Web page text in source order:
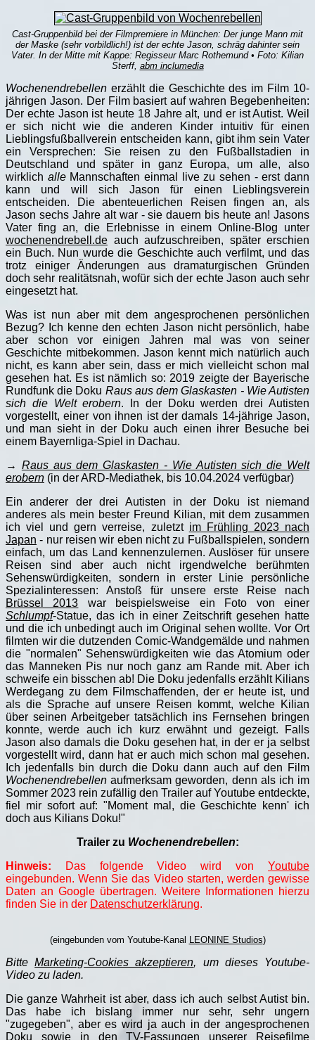
Cast-Gruppenbild bei der Filmpremiere in München: Der junge Mann mit
der Maske (sehr vorbildlich!) ist der echte Jason, schräg dahinter sein
Vater. In der Mitte mit Kappe: Regisseur Marc Rothemund • Foto: Kilian
Sterff, abm inclumedia
Wochenendrebellen erzählt die Geschichte des im Film 10-
jährigen Jason. Der Film basiert auf wahren Begebenheiten:
Der echte Jason ist heute 18 Jahre alt, und er ist Autist. Weil
er sich nicht wie die anderen Kinder intuitiv für einen
Lieblingsfußballverein entscheiden kann, gibt ihm sein Vater
ein Versprechen: Sie reisen zu den Fußballstadien in
Deutschland und später in ganz Europa, um alle, also
wirklich alleMannschaften einmal live zu sehen - erst dann
kann und will sich Jason für einen Lieblingsverein
entscheiden. Die abenteuerlichen Reisen fingen an, als
Jason sechs Jahre alt war - sie dauern bis heute an! Jasons
Vater fing an, die Erlebnisse in einem Online-Blog unter
wochenendrebell.de auch aufzuschreiben, später erschien
ein Buch. Nun wurde die Geschichte auch verfilmt, und das
trotz einiger Änderungen aus dramaturgischen Gründen
doch sehr realitätsnah, wofür sich der echte Jason auch sehr
eingesetzt hat.
Was ist nun aber mit dem angesprochenen persönlichen
Bezug? Ich kenne den echten Jason nicht persönlich, habe
aber schon vor einigen Jahren mal was von seiner
Geschichte mitbekommen. Jason kennt mich natürlich auch
nicht, es kann aber sein, dass er mich vielleicht schon mal
gesehen hat. Es ist nämlich so: 2019 zeigte der Bayerische
Rundfunk die Doku Raus aus dem Glaskasten - Wie Autisten
sich die Welt erobern. In der Doku werden drei Autisten
vorgestellt, einer von ihnen ist der damals 14-jährige Jason,
und man sieht in der Doku auch einen ihrer Besuche bei
einem Bayernliga-Spiel in Dachau.
→ Raus aus dem Glaskasten - Wie Autisten sich die Welt
erobern (in der ARD-Mediathek, bis 10.04.2024 verfügbar)
Ein anderer der drei Autisten in der Doku ist niemand
anderes als mein bester Freund Kilian, mit dem zusammen
ich viel und gern verreise, zuletzt im Frühling 2023 nach
Japan - nur reisen wir eben nicht zu Fußballspielen, sondern
einfach, um das Land kennenzulernen. Auslöser für unsere
Reisen sind aber auch nicht irgendwelche berühmten
Sehenswürdigkeiten, sondern in erster Linie persönliche
Spezialinteressen: Anstoß für unsere erste Reise nach
Brüssel 2013 war beispielsweise ein Foto von einer
Schlumpf-Statue, das ich in einer Zeitschrift gesehen hatte
und die ich unbedingt auch im Original sehen wollte. Vor Ort
filmten wir die dutzenden Comic-Wandgemälde und nahmen
die "normalen" Sehenswürdigkeiten wie das Atomium oder
das Manneken Pis nur noch ganz am Rande mit. Aber ich
schweife ein bisschen ab! Die Doku jedenfalls erzählt Kilians
Werdegang zu dem Filmschaffenden, der er heute ist, und
als die Sprache auf unsere Reisen kommt, welche Kilian
über seinen Arbeitgeber tatsächlich ins Fernsehen bringen
konnte, werde auch ich kurz erwähnt und gezeigt. Falls
Jason also damals die Doku gesehen hat, in der er ja selbst
vorgestellt wird, dann hat er auch mich schon mal gesehen.
Ich jedenfalls bin durch die Doku dann auch auf den Film
Wochenendrebellen aufmerksam geworden, denn als ich im
Sommer 2023 rein zufällig den Trailer auf Youtube entdeckte,
fiel mir sofort auf: "Moment mal, die Geschichte kenn' ich
doch aus Kilians Doku!"
Trailer zu Wochenendrebellen:
Hinweis: Das folgende Video wird von Youtube
eingebunden. Wenn Sie das Video starten, werden gewisse
Daten an Google übertragen. Weitere Informationen hierzu
finden Sie in der Datenschutzerklärung.
(eingebunden vom Youtube-Kanal LEONINE Studios)
BitteMarketing-Cookies akzeptieren, um dieses Youtube-
Video zu laden.
Die ganze Wahrheit ist aber, dass ich auch selbst Autist bin.
Das habe ich bislang immer nur sehr, sehr ungern
"zugegeben", aber es wird ja auch in der angesprochenen
Doku sowie in den TV-Fassungen unserer Reisefilme